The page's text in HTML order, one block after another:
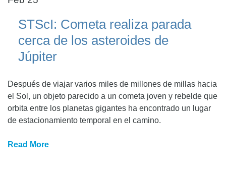
STScI: Cometa realiza parada
cerca de los asteroides de
Júpiter
Después de viajar varios miles de millones de millas hacia
el Sol, un objeto parecido a un cometa joven y rebelde que
orbita entre los planetas gigantes ha encontrado un lugar
de estacionamiento temporal en el camino.
Read More